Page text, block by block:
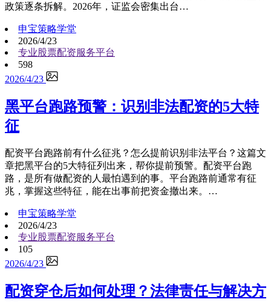
政策逐条拆解。2026年，证监会密集出台…
申宝策略学堂
2026/4/23
专业股票配资服务平台
598
2026/4/23
黑平台跑路预警：识别非法配资的5大特
征
配资平台跑路前有什么征兆？怎么提前识别非法平台？这篇文
章把黑平台的5大特征列出来，帮你提前预警。配资平台跑
路，是所有做配资的人最怕遇到的事。平台跑路前通常有征
兆，掌握这些特征，能在出事前把资金撤出来。…
申宝策略学堂
2026/4/23
专业股票配资服务平台
105
2026/4/23
配资穿仓后如何处理？法律责任与解决方